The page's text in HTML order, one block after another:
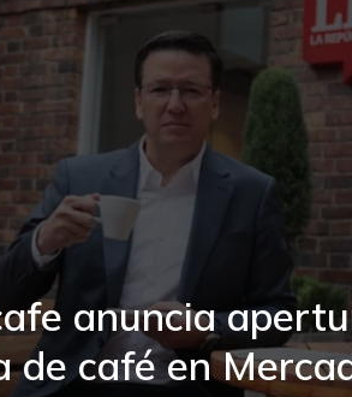
anuncia
de café en